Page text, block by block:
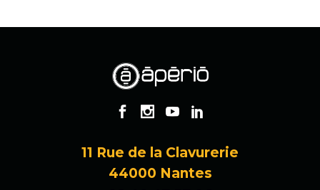
11 Rue de la Clavurerie
44000 Nantes